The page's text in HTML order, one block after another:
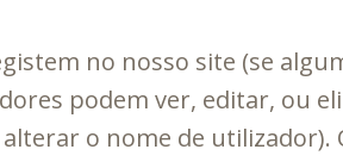
no nosso site (se
podem ver, editar, ou
o nome de